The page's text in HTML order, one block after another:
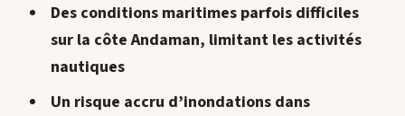
Des conditions maritimes parfois difficiles
sur la côte Andaman, limitant les activités
nautiques
Un risque accru d’inondations dans